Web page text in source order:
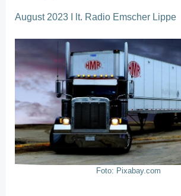
August 2023 I lt. Radio Emscher Lippe
Foto: Pixabay.com